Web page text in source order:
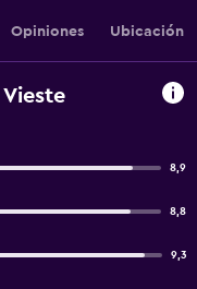
Opiniones Ubicación
8,9
8,8
9,3